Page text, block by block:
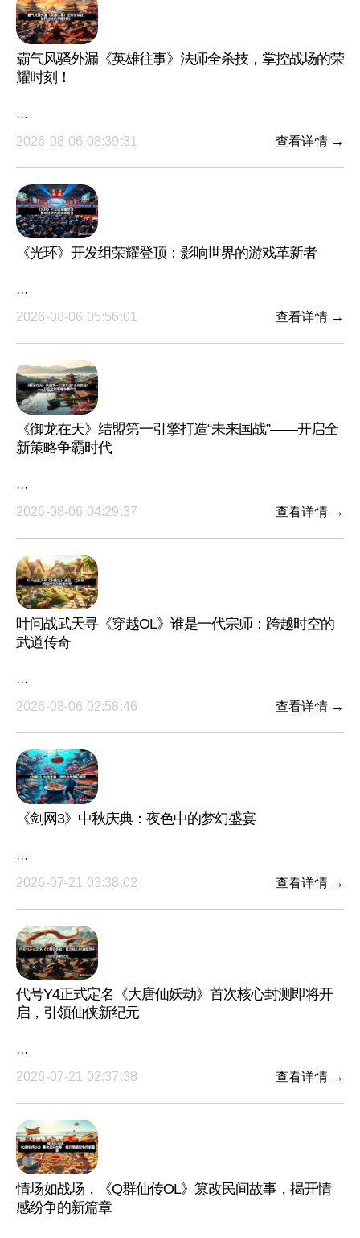
霸气风骚外漏《英雄往事》法师全杀技，掌控战场的荣
耀时刻！
···
2026-08-06 08:39:31
查看详情 →
《光环》开发组荣耀登顶：影响世界的游戏革新者
···
2026-08-06 05:56:01
查看详情 →
《御龙在天》结盟第一引擎打造“未来国战”——开启全
新策略争霸时代
···
2026-08-06 04:29:37
查看详情 →
叶问战武天寻《穿越OL》谁是一代宗师：跨越时空的
武道传奇
···
2026-08-06 02:58:46
查看详情 →
《剑网3》中秋庆典：夜色中的梦幻盛宴
···
2026-07-21 03:38:02
查看详情 →
代号Y4正式定名《大唐仙妖劫》首次核心封测即将开
启，引领仙侠新纪元
···
2026-07-21 02:37:38
查看详情 →
情场如战场，《Q群仙传OL》篡改民间故事，揭开情
感纷争的新篇章